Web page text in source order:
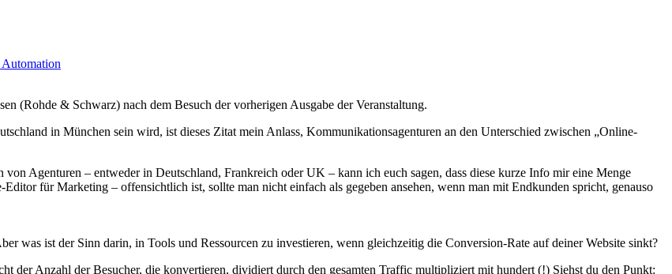
(Rohde & Schwarz) nach dem Besuch der vorherigen Ausgabe der Veranstaltung.
in München sein wird, ist dieses Zitat mein Anlass, Kommunikationsagenturen an den Unterschied zwischen „Online-
Agenturen – entweder in Deutschland, Frankreich oder UK – kann ich euch sagen, dass diese kurze Info mir eine Menge
für Marketing – offensichtlich ist, sollte man nicht einfach als gegeben ansehen, wenn man mit Endkunden spricht, genauso
was ist der Sinn darin, in Tools und Ressourcen zu investieren, wenn gleichzeitig die Conversion-Rate auf deiner Website sinkt?
der Anzahl der Besucher, die konvertieren, dividiert durch den gesamten Traffic multipliziert mit hundert (!) Siehst du den Punkt: